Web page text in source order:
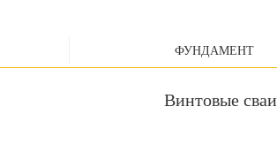
ФУНДАМЕНТ
Винтовые сваи